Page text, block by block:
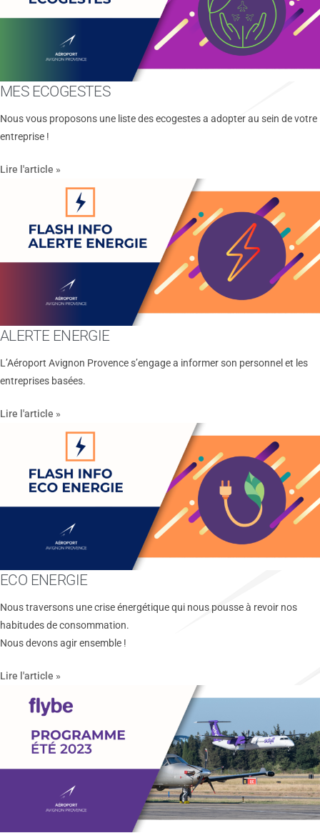
MES ECOGESTES
Nous vous proposons une liste des ecogestes a adopter au sein de votre
entreprise !
Lire l'article »
ALERTE ENERGIE
L’Aéroport Avignon Provence s’engage a informer son personnel et les
entreprises basées.
Lire l'article »
ECO ENERGIE
Nous traversons une crise énergétique qui nous pousse à revoir nos
habitudes de consommation.
Nous devons agir ensemble !
Lire l'article »